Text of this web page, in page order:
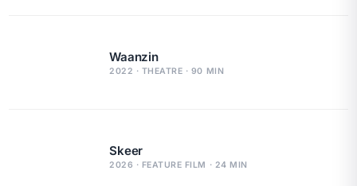
Waanzin
2022 · THEATRE · 90 MIN
Skeer
2026 · FEATURE FILM · 24 MIN